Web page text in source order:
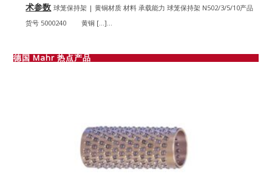
术参数 球笼保持架 | 黄铜材质 材料 承载能力 球笼保持架 N502/3/5/10产品
货号 5000240 黄铜 […]...
德国 Mahr 热点产品